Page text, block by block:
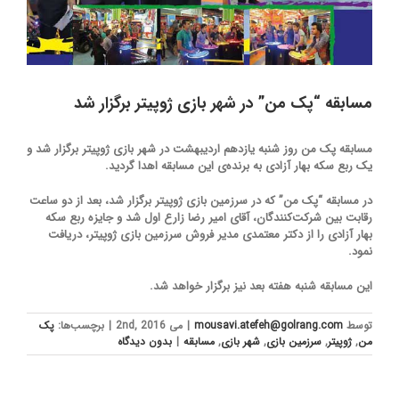
مسابقه “پک من” در شهر بازی ژوپیتر برگزار شد
مسابقه پک من روز شنبه یازدهم اردیبهشت در شهر بازی ژوپیتر برگزار شد و
یک ربع سکه بهار آزادی به برنده‌ی این مسابقه اهدا گردید.
در مسابقه “پک من” که در سرزمین بازی ژوپیتر برگزار شد، بعد از دو ساعت
رقابت بین شرکت‌کنندگان، آقای امیر رضا زارع اول شد و جایزه ربع سکه
بهار آزادی را از دکتر معتمدی مدیر فروش سرزمین بازی ژوپیتر، دریافت
نمود.
این مسابقه شنبه هفته بعد نیز برگزار خواهد شد.
توسط mousavi.atefeh@golrang.com
| می 2nd, 2016 | برچسب‌ها: پک
من, ژوپیتر, سرزمین بازی, شهر بازی, مسابقه | بدون ديدگاه